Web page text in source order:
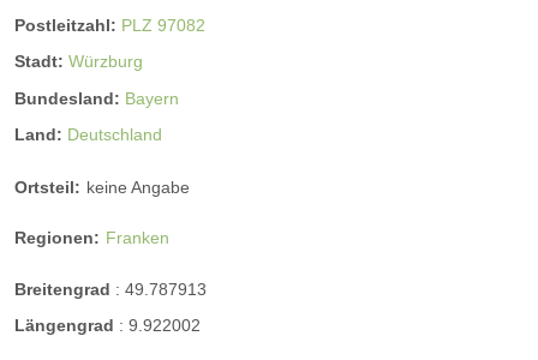
Postleitzahl: PLZ 97082
Stadt: Würzburg
Bundesland: Bayern
Land: Deutschland
Ortsteil: keine Angabe
Regionen: Franken
Breitengrad : 49.787913
Längengrad : 9.922002